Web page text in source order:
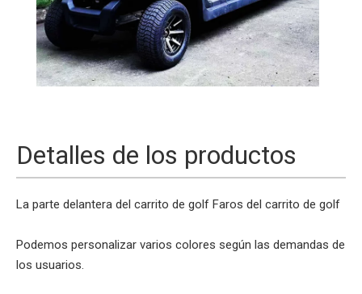
Detalles de los productos
La parte delantera del carrito de golf Faros del carrito de golf
Podemos personalizar varios colores según las demandas de
los usuarios.